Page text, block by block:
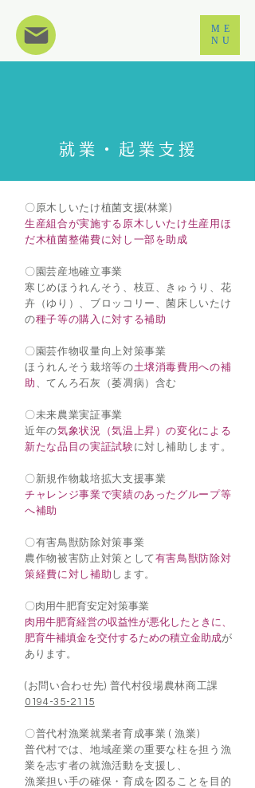
ME
NU
就業・起業支援
〇原木しいたけ植菌支援(林業)
生産組合が実施する原木しいたけ生産用ほ
だ木植菌整備費に対し一部を助成
〇園芸産地確立事業
寒じめほうれんそう、枝豆、きゅうり、花
卉（ゆり）、ブロッコリー、菌床しいたけ
の種子等の購入に対する補助
〇園芸作物収量向上対策事業
ほうれんそう栽培等の土壌消毒費用への補
助 、てんろ石灰（萎凋病）含む
〇未来農業実証事業
近年の気象状況（気温上昇）の変化による
新たな品目の実証試験に対し補助します。
〇新規作物栽培拡大支援事業
チャレンジ事業で実績のあったグループ等
へ補助
〇有害鳥獣防除対策事業
農作物被害防止対策として有害鳥獣防除対
策経費に対し補助 します。
〇肉用牛肥育安定対策事業
肉用牛肥育経営の収益性が悪化したときに、
肥育牛補填金を交付するための積立金助成が
あります。
(お問い合わせ先) 普代村役場農林商工課
0194-35-2115
〇普代村漁業就業者育成事業 ( 漁業)
普代村では、地域産業の重要な柱を担う漁
業を志す者の就漁活動を支援し、
漁業担い手の確保・育成を図ることを目的